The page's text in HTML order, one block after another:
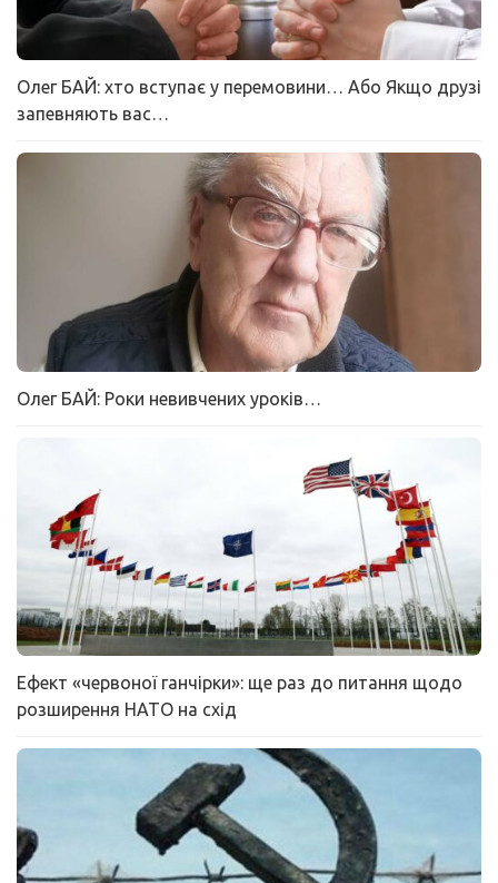
Олег БАЙ: хто вступає у перемовини… Або Якщо друзі
запевняють вас…
Олег БАЙ: Роки невивчених уроків…
Ефект «червоної ганчірки»: ще раз до питання щодо
розширення НАТО на схід